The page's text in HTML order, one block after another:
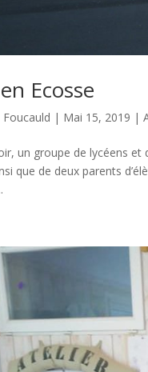
Ecosse
Foucauld | Mai 15, 2019 |
un groupe de lycéens
que de deux parents